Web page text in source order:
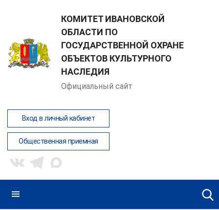
КОМИТЕТ ИВАНОВСКОЙ
ОБЛАСТИ ПО
ГОСУДАРСТВЕННОЙ ОХРАНЕ
ОБЪЕКТОВ КУЛЬТУРНОГО
НАСЛЕДИЯ
Официальный сайт
Вход в личный кабинет
Общественная приемная